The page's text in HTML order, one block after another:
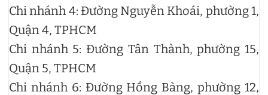
Chi nhánh 4: Đường Nguyễn Khoái, phường 1,
Quận 4, TPHCM
Chi nhánh 5: Đường Tân Thành, phường 15,
Quận 5, TPHCM
Chi nhánh 6: Đường Hồng Bàng, phường 12,